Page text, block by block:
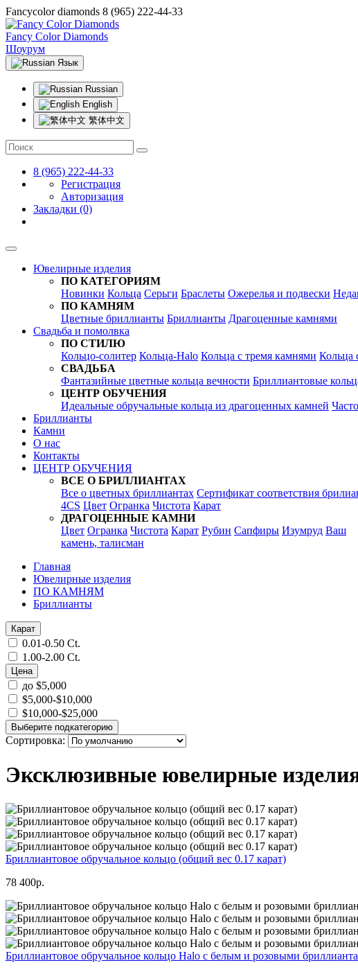
Fancycolor diamonds 8 (965) 222-44-33
Fancy Color Diamonds
Шоурум
Язык
Russian
English
繁体中文
8 (965) 222-44-33
Регистрация
Авторизация
Закладки (0)
Ювелирные изделия
ПО КАТЕГОРИЯМ
Новинки Кольца Серьги Браслеты Ожерелья и подвески
ПО КАМНЯМ
Цветные бриллианты Бриллианты Драгоценные камнями
Свадьба и помолвка
ПО СТИЛЮ
Кольцо-солитер Кольца-Halo Кольца c тремя камнями Кольца
СВАДЬБА
Фантазийные цветные кольца вечности Бриллиантовые
ЦЕНТР ОБУЧЕНИЯ
Идеальные обручальные кольца из драгоценных камней
Бриллианты
Камни
О нас
Контакты
ЦЕНТР ОБУЧЕНИЯ
ВСЕ О БРИЛЛИАНТАХ
Все о цветных бриллиантах Сертификат соответствия
4CS Цвет Огранка Чистота Карат
ДРАГОЦЕННЫЕ КАМНИ
Цвет Огранка Чистота Карат Рубин Сапфиры Изумруд Ваш
камень, талисман
Главная
Ювелирные изделия
ПО КАМНЯМ
Бриллианты
Карат
0.01-0.50 Ct.
1.00-2.00 Ct.
Цена
до $5,000
$5,000-$10,000
$10,000-$25,000
Выберите подкатегорию
Сортировка:
Эксклюзивные ювелирные
Бриллиантовое обручальное кольцо (общий вес 0.17 карат)
78 400р.
Бриллиантовое обручальное кольцо Halo с белым и розовыми